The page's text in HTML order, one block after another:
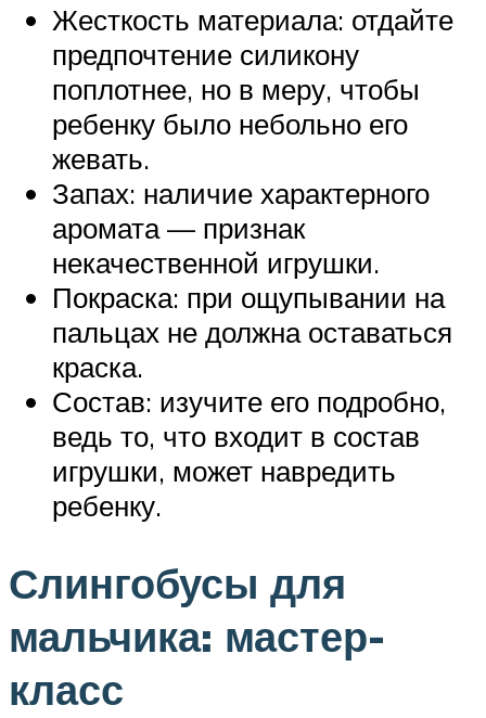
Жесткость материала: отдайте
предпочтение силикону
поплотнее, но в меру, чтобы
ребенку было небольно его
жевать.
Запах: наличие характерного
аромата — признак
некачественной игрушки.
Покраска: при ощупывании на
пальцах не должна оставаться
краска.
Состав: изучите его подробно,
ведь то, что входит в состав
игрушки, может навредить
ребенку.
Слингобусы для
мальчика: мастер-
класс